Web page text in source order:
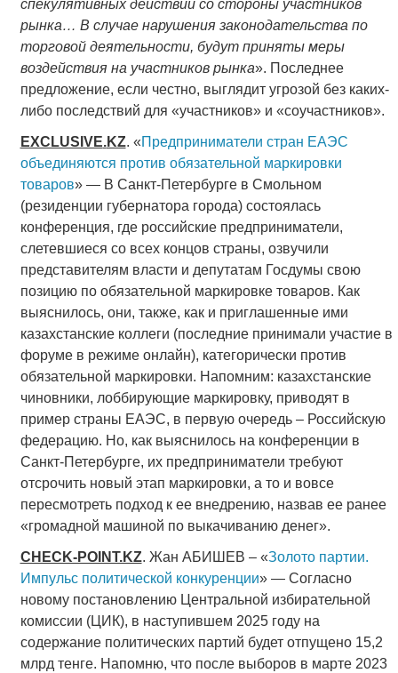
спекулятивных действий со стороны участников
рынка… В случае нарушения законодательства по
торговой деятельности, будут приняты меры
воздействия на участников рынка». Последнее
предложение, если честно, выглядит угрозой без каких-
либо последствий для «участников» и «соучастников».
EXCLUSIVE.KZ. «Предприниматели стран ЕАЭС
объединяются против обязательной маркировки
товаров» — В Санкт-Петербурге в Смольном
(резиденции губернатора города) состоялась
конференция, где российские предприниматели,
слетевшиеся со всех концов страны, озвучили
представителям власти и депутатам Госдумы свою
позицию по обязательной маркировке товаров. Как
выяснилось, они, также, как и приглашенные ими
казахстанские коллеги (последние принимали участие в
форуме в режиме онлайн), категорически против
обязательной маркировки. Напомним: казахстанские
чиновники, лоббирующие маркировку, приводят в
пример страны ЕАЭС, в первую очередь – Российскую
федерацию. Но, как выяснилось на конференции в
Санкт-Петербурге, их предприниматели требуют
отсрочить новый этап маркировки, а то и вовсе
пересмотреть подход к ее внедрению, назвав ее ранее
«громадной машиной по выкачиванию денег».
CHECK-POINT.KZ. Жан АБИШЕВ – «Золото партии.
Импульс политической конкуренции» — Согласно
новому постановлению Центральной избирательной
комиссии (ЦИК), в наступившем 2025 году на
содержание политических партий будет отпущено 15,2
млрд тенге. Напомню, что после выборов в марте 2023